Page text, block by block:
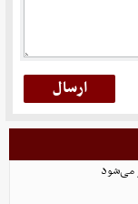
می‌شود